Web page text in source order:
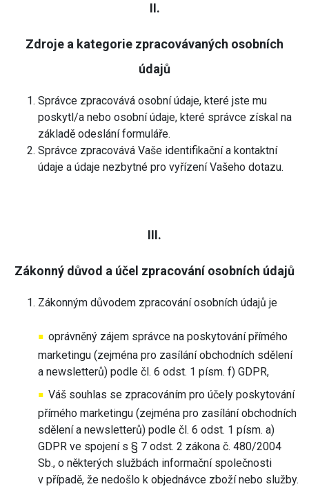
II.
Zdroje a kategorie zpracovávaných osobních
údajů
Správce zpracovává osobní údaje, které jste mu
poskytl/a nebo osobní údaje, které správce získal na
základě odeslání formuláře.
Správce zpracovává Vaše identifikační a kontaktní
údaje a údaje nezbytné pro vyřízení Vašeho dotazu.
III.
Zákonný důvod a účel zpracování osobních údajů
Zákonným důvodem zpracování osobních údajů je
oprávněný zájem správce na poskytování přímého
marketingu (zejména pro zasílání obchodních sdělení
a newsletterů) podle čl. 6 odst. 1 písm. f) GDPR,
Váš souhlas se zpracováním pro účely poskytování
přímého marketingu (zejména pro zasílání obchodních
sdělení a newsletterů) podle čl. 6 odst. 1 písm. a)
GDPR ve spojení s § 7 odst. 2 zákona č. 480/2004
Sb., o některých službách informační společnosti
v případě, že nedošlo k objednávce zboží nebo služby.